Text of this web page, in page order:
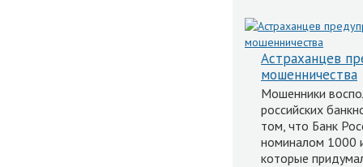
Астраханцев
мошенничества
Мошенники
российских
том, что Банк
номиналом 1000
которые